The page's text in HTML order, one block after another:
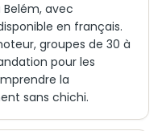
Belém, avec
en français.
groupes de 30 à
pour les
la
sans chichi.